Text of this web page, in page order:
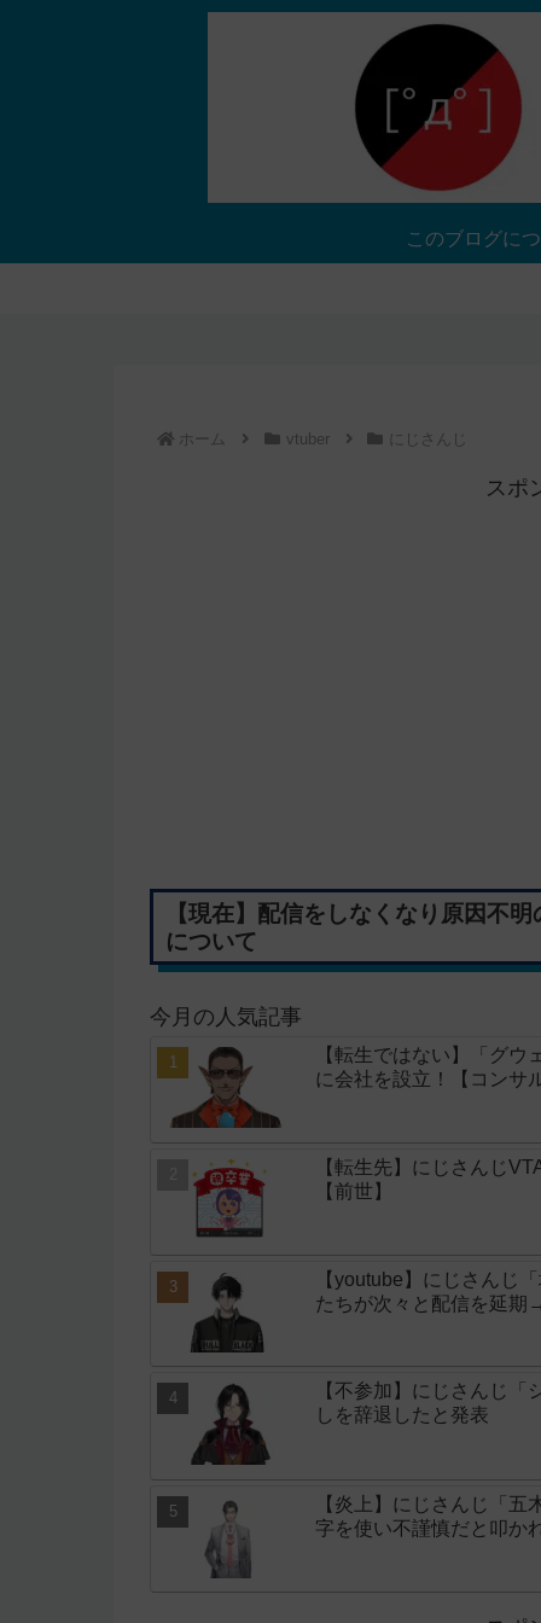
このブログに
ホーム vtuber にじさんじ
スポ
【現在】配信をしなくなり原因不
について
今月の人気記事
【転生ではない】「グ
に会社を設立！【コンサ
【転生先】にじさんじ
【前世】
【youtube】にじさんじ
たちが次々と配信を延期
【不参加】にじさんじ
しを辞退したと発表
【炎上】にじさんじ「
字を使い不謹慎だと叩か